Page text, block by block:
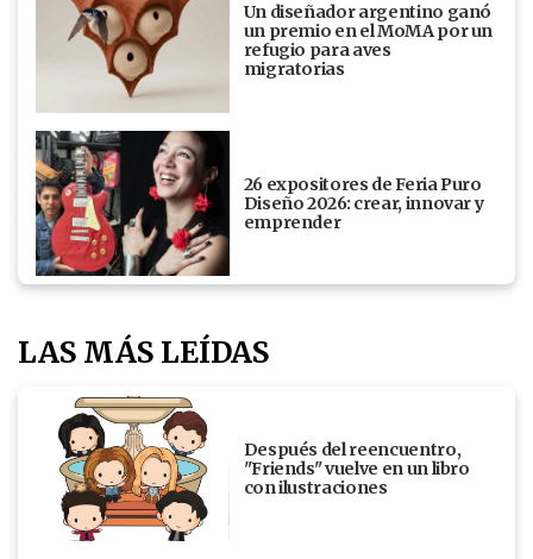
Un diseñador argentino ganó
un premio en el MoMA por un
refugio para aves
migratorias
26 expositores de Feria Puro
Diseño 2026: crear, innovar y
emprender
LAS MÁS LEÍDAS
Después del reencuentro,
"Friends" vuelve en un libro
con ilustraciones